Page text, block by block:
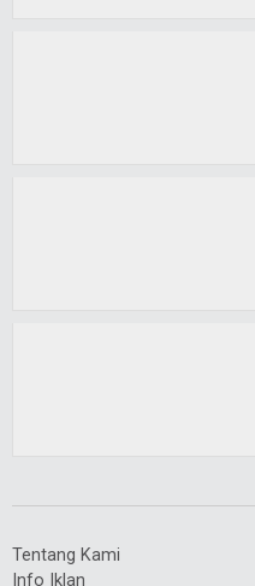
Tentang Kami
Info Iklan